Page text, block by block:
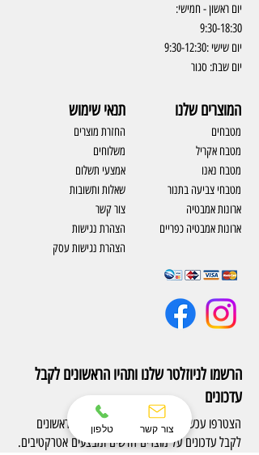
יום ראשון - חמישי:
9:30-18:30
יום שישי :9:30-12:30
יום שבת: סגור
תנאי שימוש
החזרת מוצרים
משלוחים
אמצעי תשלום
שאלות ותשובות
צור קשר
​הצהרת נגישות
הצהרת נגישות עסק
המוצרים שלנו
מטבחים
מטבח אקריל
מטבח נאנו
מטבחי צביעה בתנור
ארונות אמבטיה
ארונות אמבטיה כפריים
הרשמו לניוזלטר שלנו ותהיו הראשונים לקבל
עדכונים
הצטרפו עכשיו לניוזלטר של Eterno והיו הראשונים
לקבל עדכונים על מוצרים חדשים ומבצעים אטרקטיבים.
טלפון צור קשר